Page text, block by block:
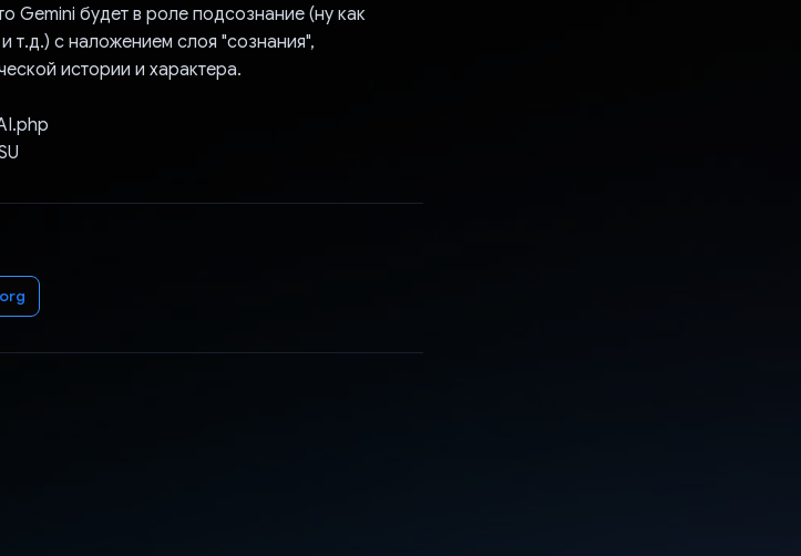
Gemini будет в роле подсознание (ну как
т.д.) с наложением слоя "сознания",
истории и характера.